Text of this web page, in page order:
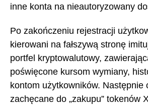
inne konta na nieautoryzowany
Po zakończeniu rejestracji
kierowani na fałszywą stronę
portfel kryptowalutowy,
poświęcone kursom wymiany,
kontom użytkowników. Następnie
zachęcane do „zakupu” tokenów